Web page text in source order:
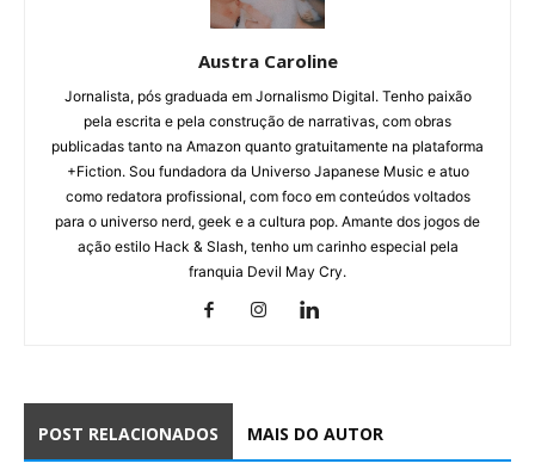
Austra Caroline
Jornalista, pós graduada em Jornalismo Digital. Tenho paixão
pela escrita e pela construção de narrativas, com obras
publicadas tanto na Amazon quanto gratuitamente na plataforma
+Fiction. Sou fundadora da Universo Japanese Music e atuo
como redatora profissional, com foco em conteúdos voltados
para o universo nerd, geek e a cultura pop. Amante dos jogos de
ação estilo Hack & Slash, tenho um carinho especial pela
franquia Devil May Cry.
POST RELACIONADOS MAIS DO AUTOR